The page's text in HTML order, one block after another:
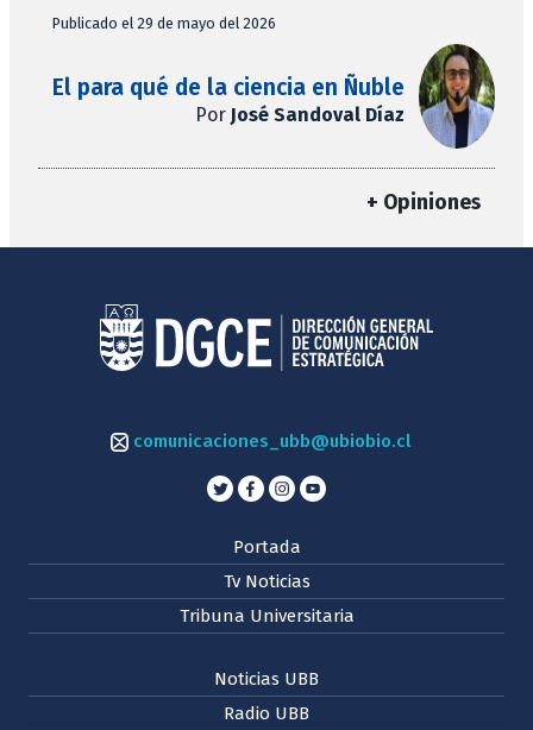
Publicado el 29 de mayo del 2026
El para qué de la ciencia en Ñuble
Por José Sandoval Díaz
+ Opiniones
comunicaciones_ubb@ubiobio.cl
Portada
Tv Noticias
Tribuna Universitaria
Noticias UBB
Radio UBB